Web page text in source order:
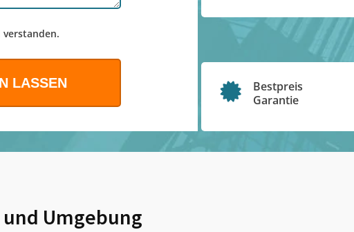
Bestpreis
Garantie
und Umgebung